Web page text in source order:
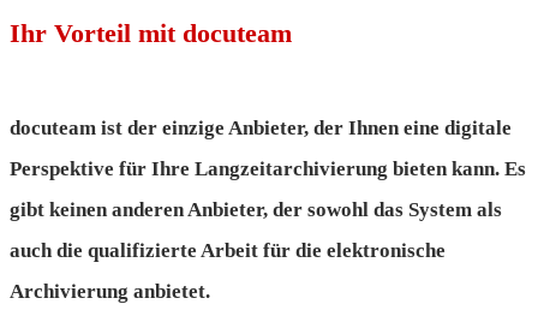
Ihr Vorteil mit docuteam
docuteam ist der einzige Anbieter, der Ihnen eine digitale
Perspektive für Ihre Langzeitarchivierung bieten kann. Es
gibt keinen anderen Anbieter, der sowohl das System als
auch die qualifizierte Arbeit für die elektronische
Archivierung anbietet.